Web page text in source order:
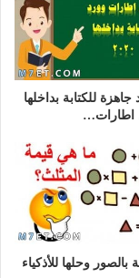
للكتابة بداخلها
بالصور وحلها للأذكياء